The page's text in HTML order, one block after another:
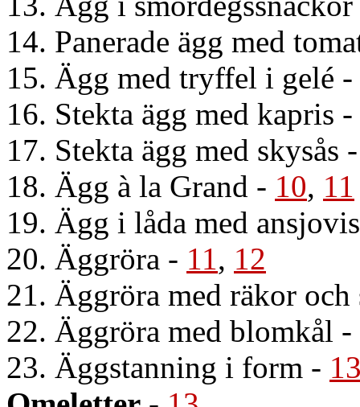
14. Panerade ägg med
15. Ägg med tryffel i gelé -
16. Stekta ägg med kapris -
17. Stekta ägg med skysås
18. Ägg à la Grand - 10, 11
19. Ägg i låda med ansjovis
20. Äggröra - 11, 12
21. Äggröra med räkor och
22. Äggröra med blomkål -
23. Äggstanning i form -